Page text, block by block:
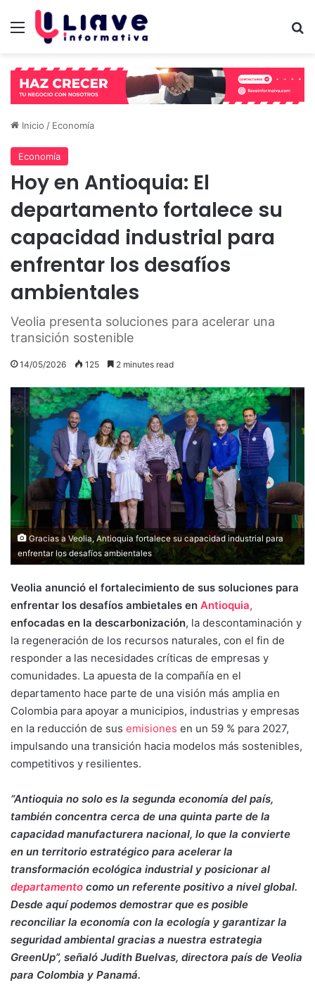
Menú
Inicio / Economía
Economía
Hoy en Antioquia: El
departamento fortalece su
capacidad industrial para
enfrentar los desafíos
ambientales
Veolia presenta soluciones para acelerar una
transición sostenible
14/05/2026 125 2 minutes read
Gracias a Veolia, Antioquia fortalece su capacidad industrial para
enfrentar los desafíos ambientales
Veolia anunció el fortalecimiento de sus soluciones para
enfrentar los desafíos ambietales en Antioquia,
enfocadas en la descarbonización, la descontaminación y
la regeneración de los recursos naturales, con el fin de
responder a las necesidades críticas de empresas y
comunidades. La apuesta de la compañía en el
departamento hace parte de una visión más amplia en
Colombia para apoyar a municipios, industrias y empresas
en la reducción de sus emisiones en un 59 % para 2027,
impulsando una transición hacia modelos más sostenibles,
competitivos y resilientes.
“Antioquia no solo es la segunda economía del país,
también concentra cerca de una quinta parte de la
capacidad manufacturera nacional, lo que la convierte
en un territorio estratégico para acelerar la
transformación ecológica industrial y posicionar al
departamento como un referente positivo a nivel global.
Desde aquí podemos demostrar que es posible
reconciliar la economía con la ecología y garantizar la
seguridad ambiental gracias a nuestra estrategia
GreenUp”, señaló Judith Buelvas, directora país de Veolia
para Colombia y Panamá.